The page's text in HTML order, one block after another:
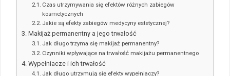
Czas utrzymywania się efektów różnych zabiegów
kosmetycznych
Jakie są efekty zabiegów medycyny estetycznej?
Makijaż permanentny a jego trwałość
Jak długo trzyma się makijaż permanentny?
Czynniki wpływające na trwałość makijażu permanentnego
Wypełniacze i ich trwałość
Jak długo utrzymują się efekty wypełniaczy?